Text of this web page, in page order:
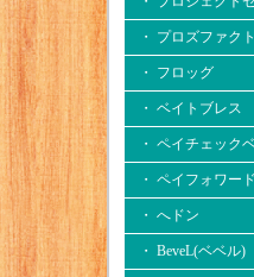
・ プロズファク
・ フロッグ
・ ベイトブレス
・ ペイチェック
・ ペイフォワード
・ へドン
・ BeveL(ベベル)